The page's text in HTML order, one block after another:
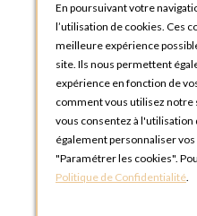
Rue du
76800 Saint-
Téléphone :
OPTIONS
6 rue Gaye Marie,
31300
En poursuivant votre
l’utilisation de cookies. Ces
meilleure expérience
site. Ils nous permettent
expérience en fonction de
comment vous utilisez notre
vous consentez à l'utilisation
également personnaliser
"Paramétrer les cookies".
Politique de Confidentialité.